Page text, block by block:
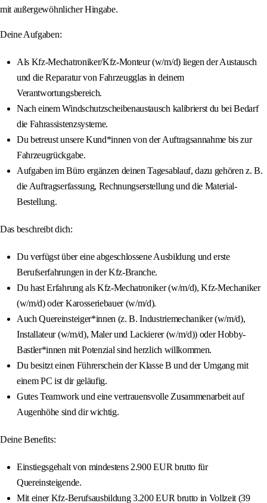
mit außergewöhnlicher Hingabe.
Deine Aufgaben:
Als Kfz-Mechatroniker/Kfz-Monteur (w/m/d) liegen der Austausch
und die Reparatur von Fahrzeugglas in deinem
Verantwortungsbereich.
Nach einem Windschutzscheibenaustausch kalibrierst du bei Bedarf
die Fahrassistenzsysteme.
Du betreust unsere Kund*innen von der Auftragsannahme bis zur
Fahrzeugrückgabe.
Aufgaben im Büro ergänzen deinen Tagesablauf, dazu gehören z. B.
die Auftragserfassung, Rechnungserstellung und die Material-
Bestellung.
Das beschreibt dich:
Du verfügst über eine abgeschlossene Ausbildung und erste
Berufserfahrungen in der Kfz-Branche.
Du hast Erfahrung als Kfz-Mechatroniker (w/m/d), Kfz-Mechaniker
(w/m/d) oder Karosseriebauer (w/m/d).
Auch Quereinsteiger*innen (z. B. Industriemechaniker (w/m/d),
Installateur (w/m/d), Maler und Lackierer (w/m/d)) oder Hobby-
Bastler*innen mit Potenzial sind herzlich willkommen.
Du besitzt einen Führerschein der Klasse B und der Umgang mit
einem PC ist dir geläufig.
Gutes Teamwork und eine vertrauensvolle Zusammenarbeit auf
Augenhöhe sind dir wichtig.
Deine Benefits:
Einstiegsgehalt von mindestens 2.900 EUR brutto für
Quereinsteigende.
Mit einer Kfz-Berufsausbildung 3.200 EUR brutto in Vollzeit (39